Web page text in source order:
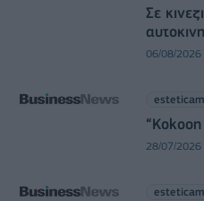
Σε
06/08/2026
28/07/2026